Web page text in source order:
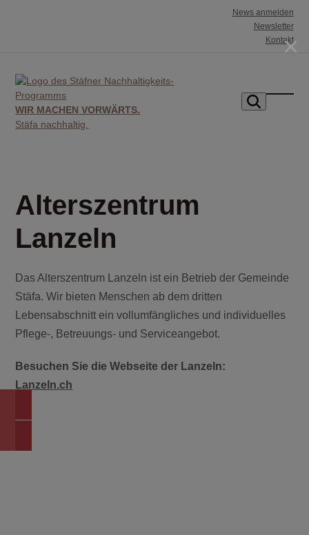
News anmelden
Newsletter
Kontakt
WIR MACHEN VORWÄRTS.
Stäfa nachhaltig.
Alterszentrum
Lanzeln
Das Alterszentrum Lanzeln ist ein Betrieb der Gemeinde
Stäfa. Wir bieten Menschen ab dem dritten
Lebensabschnitt ein vollumfängliches und individuelles
Pflege-, Betreuungs- und Serviceangebot.
Besuchen Sie die Webseite der Lanzeln:
Lanzeln.ch
×